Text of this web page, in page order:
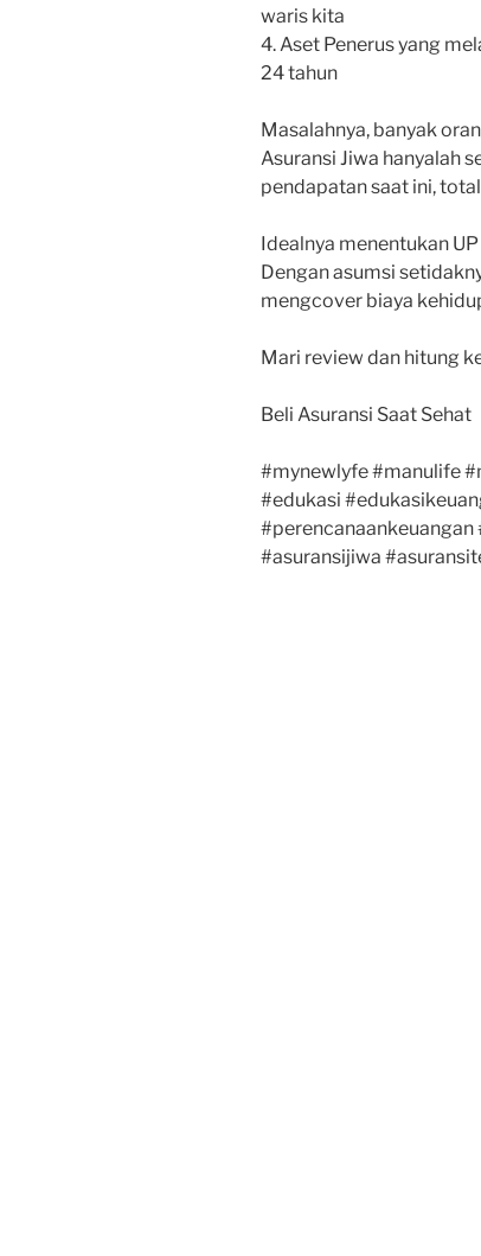
waris kita
4. Aset Penerus yang
24 tahun
Masalahnya, banyak
Asuransi Jiwa hanyalah
pendapatan saat ini,
Idealnya menentukan
Dengan asumsi
mengcover biaya
Mari review dan hitung
Beli Asuransi Saat Sehat
#mynewlyfe #manulife
#edukasi
#asuransijiwa